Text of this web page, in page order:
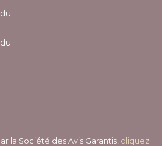
la Société des Avis Garantis, cliquez